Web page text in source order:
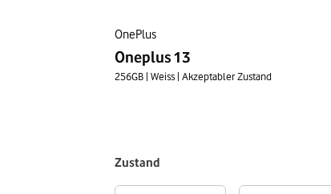
OnePlus
Oneplus 13
256GB | Weiss | Akzeptabler Zustand
Zustand